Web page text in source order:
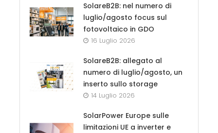
SolareB2B: nel numero di
luglio/agosto focus sul
fotovoltaico in GDO
16 Luglio 2026
SolareB2B: allegato al
numero di luglio/agosto, un
inserto sullo storage
14 Luglio 2026
SolarPower Europe sulle
limitazioni UE a inverter e